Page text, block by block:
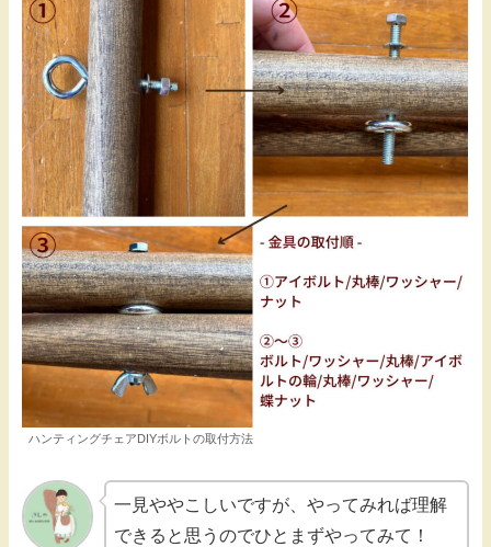
ハンティングチェアDIYボルトの取付方法
一見ややこしいですが、やってみれば理解
できると思うのでひとまずやってみて！